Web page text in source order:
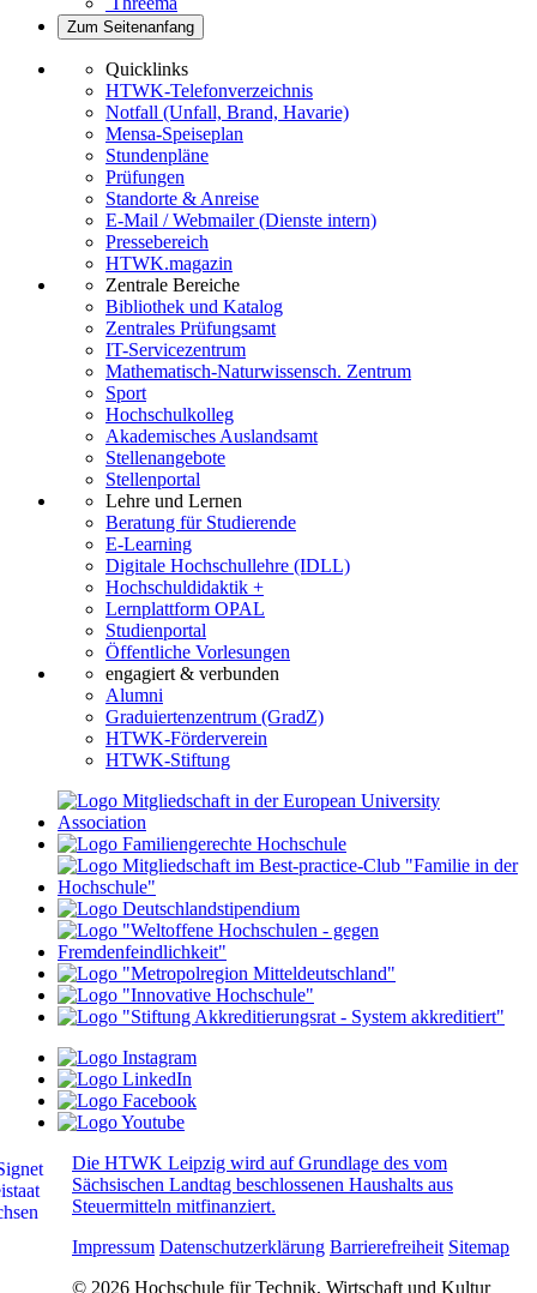
Zum Seitenanfang
Quicklinks
HTWK-Telefonverzeichnis
Notfall (Unfall, Brand, Havarie)
Mensa-Speiseplan
Stundenpläne
Prüfungen
Standorte & Anreise
E-Mail / Webmailer (Dienste intern)
Pressebereich
HTWK.magazin
Zentrale Bereiche
Bibliothek und Katalog
Zentrales Prüfungsamt
IT-Servicezentrum
Mathematisch-Naturwissensch. Zentrum
Sport
Hochschulkolleg
Akademisches Auslandsamt
Stellenangebote
Stellenportal
Lehre und Lernen
Beratung für Studierende
E-Learning
Digitale Hochschullehre (IDLL)
Hochschuldidaktik +
Lernplattform OPAL
Studienportal
Öffentliche Vorlesungen
engagiert & verbunden
Alumni
Graduiertenzentrum (GradZ)
HTWK-Förderverein
HTWK-Stiftung
Die HTWK Leipzig wird auf Grundlage des vom
Sächsischen Landtag beschlossenen Haushalts aus
Steuermitteln mitfinanziert.
Impressum Datenschutzerklärung Barrierefreiheit Sitemap
© 2026 Hochschule für Technik, Wirtschaft und Kultur